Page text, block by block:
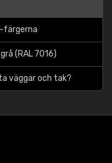
färgerna
(RAL 7016)
väggar och tak?